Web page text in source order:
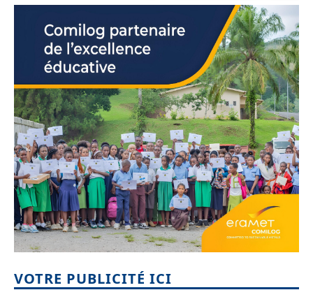
VOTRE PUBLICITÉ ICI